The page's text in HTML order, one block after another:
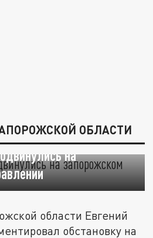
ОБЛАСТИ
на
области Евгений
обстановку на